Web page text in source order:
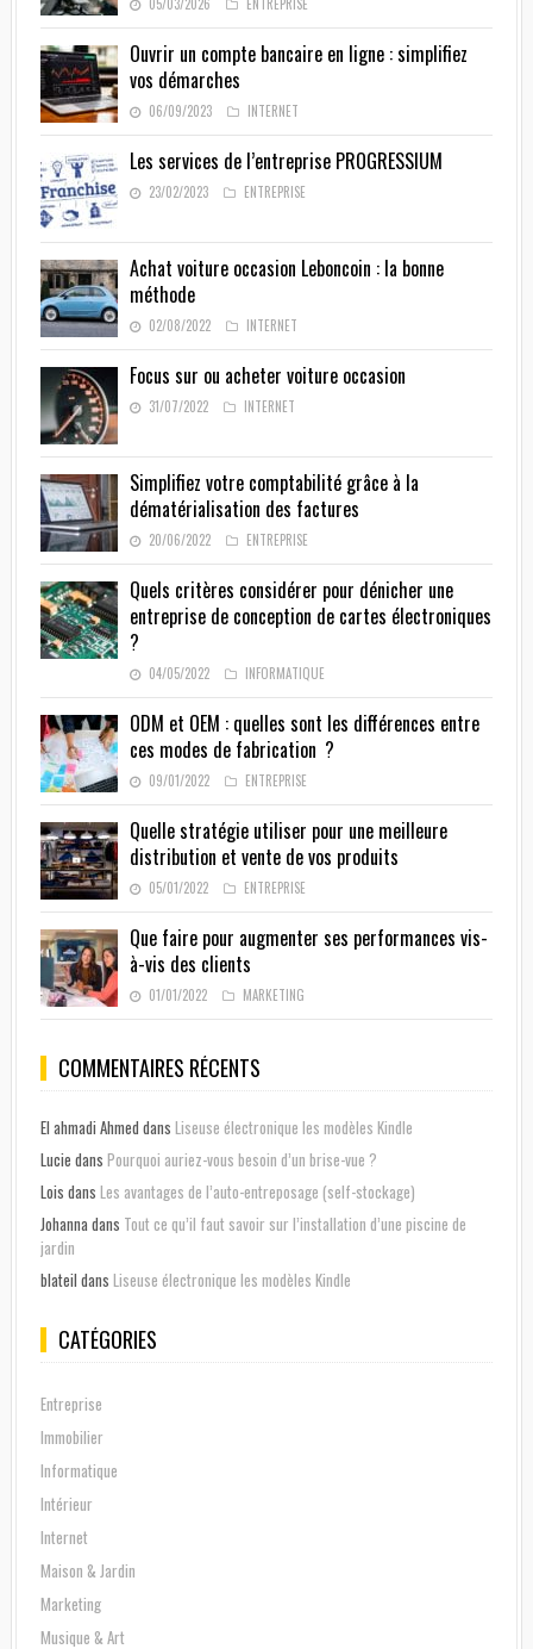
05/03/2026 ENTREPRISE
Ouvrir un compte bancaire en ligne : simplifiez
vos démarches
06/09/2023 INTERNET
Les services de l’entreprise PROGRESSIUM
23/02/2023 ENTREPRISE
Achat voiture occasion Leboncoin : la bonne
méthode
02/08/2022 INTERNET
Focus sur ou acheter voiture occasion
31/07/2022 INTERNET
Simplifiez votre comptabilité grâce à la
dématérialisation des factures
20/06/2022 ENTREPRISE
Quels critères considérer pour dénicher une
entreprise de conception de cartes électroniques
?
04/05/2022 INFORMATIQUE
ODM et OEM : quelles sont les différences entre
ces modes de fabrication ?
09/01/2022 ENTREPRISE
Quelle stratégie utiliser pour une meilleure
distribution et vente de vos produits
05/01/2022 ENTREPRISE
Que faire pour augmenter ses performances vis-
à-vis des clients
01/01/2022 MARKETING
COMMENTAIRES RÉCENTS
El ahmadi Ahmed dans Liseuse électronique les modèles Kindle
Lucie dans Pourquoi auriez-vous besoin d’un brise-vue ?
Lois dans Les avantages de l’auto-entreposage (self-stockage)
Johannadans Tout ce qu’il faut savoir sur l’installation d’une piscine de
jardin
blateil dans Liseuse électronique les modèles Kindle
CATÉGORIES
Entreprise
Immobilier
Informatique
Intérieur
Internet
Maison & Jardin
Marketing
Musique & Art